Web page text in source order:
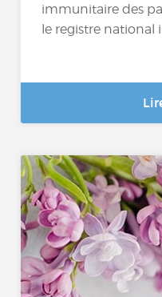
immunitaire des
le registre national